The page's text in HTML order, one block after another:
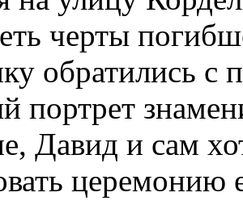
черты
обратились с
портрет
Давид и сам